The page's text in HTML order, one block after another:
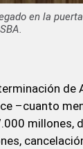
en la
–cuanto
millones,